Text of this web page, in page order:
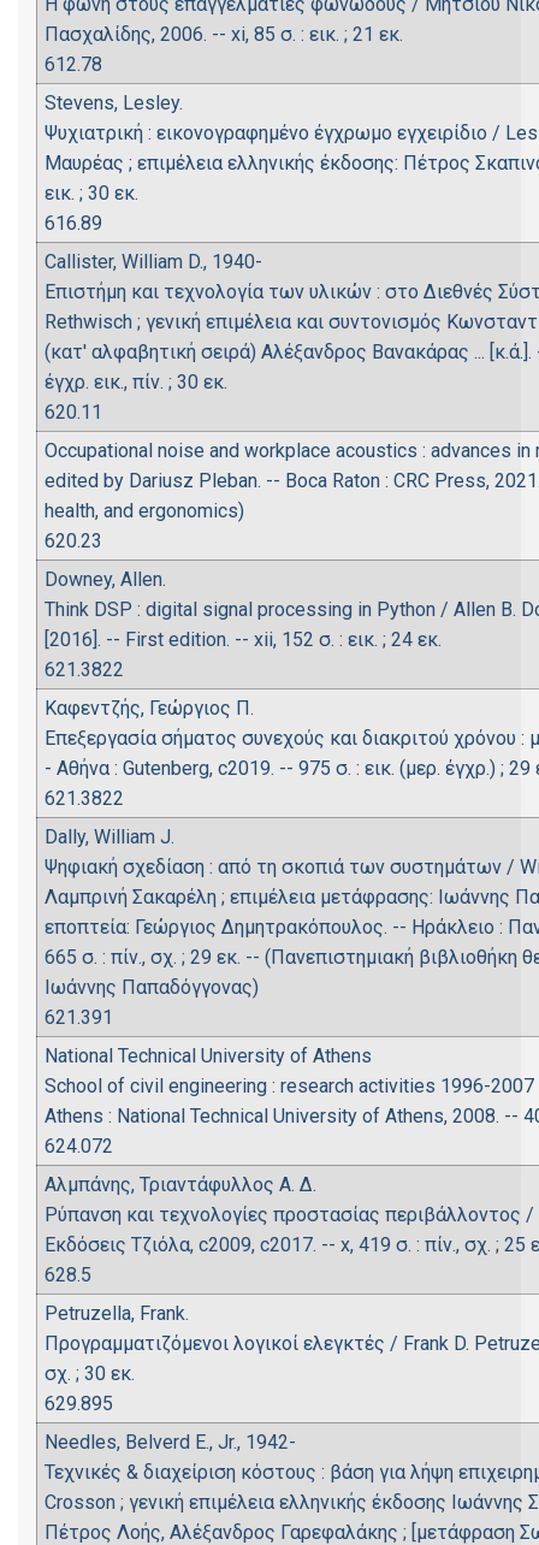
Πασχαλίδης, 2006. -- xi, 85 σ. : εικ. ; 21 εκ.
612.78
Stevens, Lesley.
Ψυχιατρική : εικονογραφημένο έγχρωμο εγχειρίδιο /
Μαυρέας ; επιμέλεια ελληνικής έκδοσης: Πέτρος
εικ. ; 30 εκ.
616.89
Callister, William D., 1940-
Επιστήμη και τεχνολογία των υλικών : στο Διεθνές
Rethwisch ; γενική επιμέλεια και συντονισμός
(κατ' αλφαβητική σειρά) Αλέξανδρος Βανακάρας ...
έγχρ. εικ., πίν. ; 30 εκ.
620.11
Occupational noise and workplace acoustics : advances
edited by Dariusz Pleban. -- Boca Raton : CRC Press,
health, and ergonomics)
620.23
Downey, Allen.
Think DSP : digital signal processing in Python / Allen B.
[2016]. -- First edition. -- xii, 152 σ. : εικ. ; 24 εκ.
621.3822
Καφεντζής, Γεώργιος Π.
Επεξεργασία σήματος συνεχούς και διακριτού χρόνου
- Αθήνα : Gutenberg, c2019. -- 975 σ. : εικ. (μερ. έγχρ.) ; 29
621.3822
Dally, William J.
Ψηφιακή σχεδίαση : από τη σκοπιά των συστημάτων /
Λαμπρινή Σακαρέλη ; επιμέλεια μετάφρασης: Ιωάννης
εποπτεία: Γεώργιος Δημητρακόπουλος. -- Ηράκλειο :
665 σ. : πίν., σχ. ; 29 εκ. -- (Πανεπιστημιακή
Ιωάννης Παπαδόγγονας)
621.391
National Technical University of Athens
School of civil engineering : research activities 1996-
Athens : National Technical University of Athens, 2008. --
624.072
Αλμπάνης, Τριαντάφυλλος Α. Δ.
Ρύπανση και τεχνολογίες προστασίας περιβάλλοντος
Εκδόσεις Τζιόλα, c2009, c2017. -- x, 419 σ. : πίν., σχ. ; 25
628.5
Petruzella, Frank.
Προγραμματιζόμενοι λογικοί ελεγκτές / Frank D.
σχ. ; 30 εκ.
629.895
Needles, Belverd E., Jr., 1942-
Τεχνικές & διαχείριση κόστους : βάση για λήψη
Crosson ; γενική επιμέλεια ελληνικής έκδοσης
Πέτρος Λοής, Αλέξανδρος Γαρεφαλάκης ; [μετάφραση